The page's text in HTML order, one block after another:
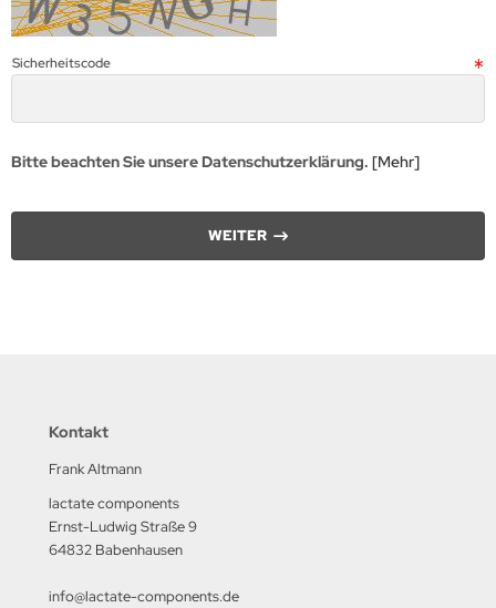
Sicherheitscode
Bitte beachten Sie unsere Datenschutzerklärung. [Mehr]
WEITER
Kontakt
Frank Altmann
lactate components
Ernst-Ludwig Straße 9
64832 Babenhausen
info@lactate-components.de